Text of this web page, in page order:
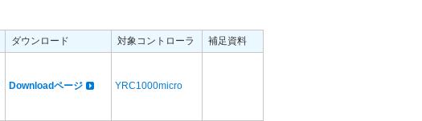
ダウンロード 対象コントローラ
補足資料
Downloadページ YRC1000micro